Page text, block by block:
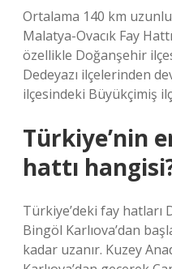
Ortalama 140 km
Malatya-Ovacık Fay
özellikle Doğanşehir
Dedeyazı ilçelerinden
ilçesindeki Büyükçimiş
Türkiye’nin
hattı
Türkiye’deki fay hatları
Bingöl Karlıova’dan
kadar uzanır. Kuzey